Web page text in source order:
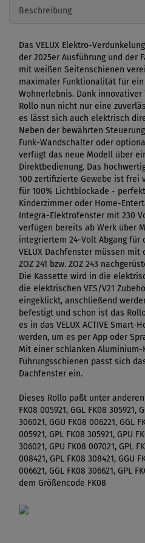
Beschreibung
Das VELUX Elektro-
der 2025er Ausführung und der
mit weißen Seitenschienen
maximaler Funktionalität für
Wohnerlebnis. Dank
Rollo nun nicht nur eine
es lässt sich auch elektrisch
Neben der bewährten
Funk-Wandschalter oder
verfügt das neue Modell über
Direktbedienung. Das
100 zertifizierte Gewebe ist frei
für 100% Lichtblockade -
Kinderzimmer oder Home-
Integra-Elektrofenster mit 230
verfügen bereits ab Werk über
integriertem 24-Volt Abgang für
VELUX Dachfenster müssen
ZOZ 241 bzw. ZOZ 243
Die Kassette wird in die
die elektrischen VES/V21
eingeklickt, anschließend
befestigt und schon ist das
es in das VELUX ACTIVE
werden, um es per App oder
Mit einer schlanken
Führungsschienen passt sich
Dachfenster ein.
Dieses Rollo paßt unter
FK08 005921, GGL FK08 305921,
306021, GGU FK08 006221, GGL
005921, GPL FK08 305921, GPU
306021, GPU FK08 007021, GPL
008421, GPL FK08 308421, GGU
006621, GGL FK08 306621, GPL
dem Größencode FK08